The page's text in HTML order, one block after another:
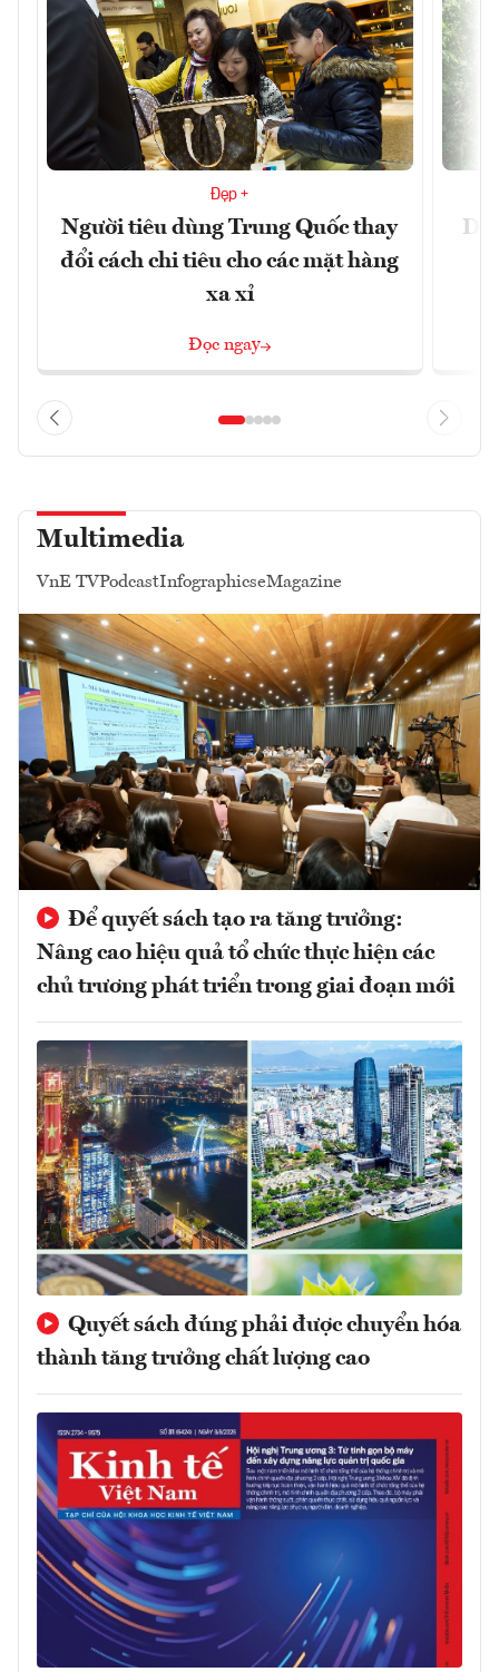
Đẹp +
Người tiêu dùng Trung Quốc thay
đổi cách chi tiêu cho các mặt hàng
xa xỉ
Đọc ngay
Du
Multimedia
VnE TVPodcastInfographicseMagazine
Để quyết sách tạo ra tăng trưởng:
Nâng cao hiệu quả tổ chức thực hiện các
chủ trương phát triển trong giai đoạn mới
Quyết sách đúng phải được chuyển hóa
thành tăng trưởng chất lượng cao